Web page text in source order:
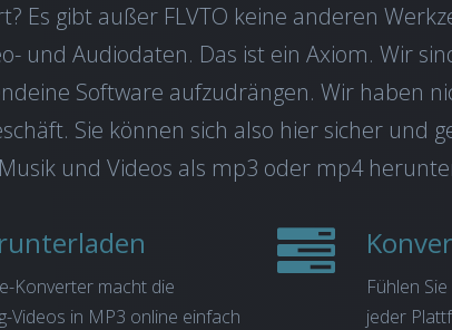
Es gibt außer FLVTO keine anderen
und Audiodaten. Das ist ein Axiom. Wir
Software aufzudrängen. Wir haben
Sie können sich also hier sicher und
und Videos als mp3 oder mp4
Konverter macht die
Videos in MP3 online einfach
Fühlen
jeder